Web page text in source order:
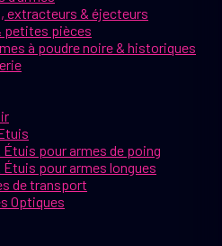
extracteurs & éjecteurs
petites pièces
à poudre noire & historiques
Étuis pour armes de poing
Étuis pour armes longues
de transport
Optiques